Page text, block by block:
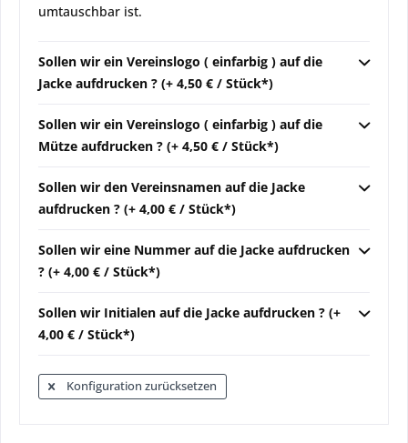
umtauschbar ist.
Sollen wir ein Vereinslogo ( einfarbig ) auf die
Jacke aufdrucken ? (+ 4,50 € / Stück*)
Sollen wir ein Vereinslogo ( einfarbig ) auf die
Mütze aufdrucken ? (+ 4,50 € / Stück*)
Sollen wir den Vereinsnamen auf die Jacke
aufdrucken ? (+ 4,00 € / Stück*)
Sollen wir eine Nummer auf die Jacke aufdrucken
? (+ 4,00 € / Stück*)
Sollen wir Initialen auf die Jacke aufdrucken ? (+
4,00 € / Stück*)
Konfiguration zurücksetzen